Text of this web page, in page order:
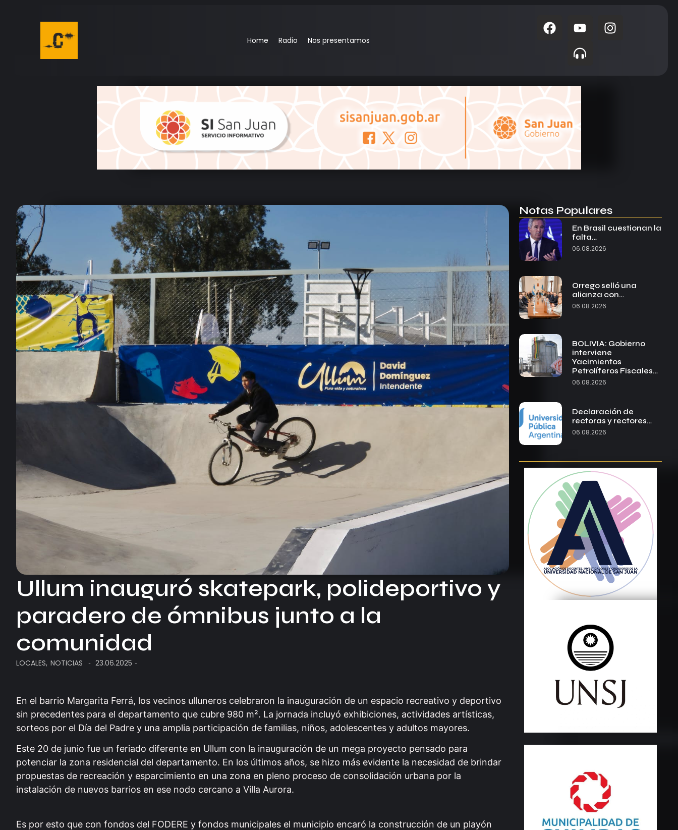
Home Radio Nos presentamos
Ullum inauguró skatepark, polideportivo y
paradero de ómnibus junto a la
comunidad
LOCALES, NOTICIAS - 23.06.2025 -
En el barrio Margarita Ferrá, los vecinos ulluneros celebraron la inauguración de un espacio recreativo y deportivo
sin precedentes para el departamento que cubre 980 m². La jornada incluyó exhibiciones, actividades artísticas,
sorteos por el Día del Padre y una amplia participación de familias, niños, adolescentes y adultos mayores.
Este 20 de junio fue un feriado diferente en Ullum con la inauguración de un mega proyecto pensado para
potenciar la zona residencial del departamento. En los últimos años, se hizo más evidente la necesidad de brindar
propuestas de recreación y esparcimiento en una zona en pleno proceso de consolidación urbana por la
instalación de nuevos barrios en ese nodo cercano a Villa Aurora.
Es por esto que con fondos del FODERE y fondos municipales el municipio encaró la construcción de un playón
Notas Populares
En Brasil cuestionan la
falta…
06.08.2026
Orrego selló una
alianza con…
06.08.2026
BOLIVIA: Gobierno
interviene
Yacimientos
Petrolíferos Fiscales…
06.08.2026
Declaración de
rectoras y rectores…
06.08.2026